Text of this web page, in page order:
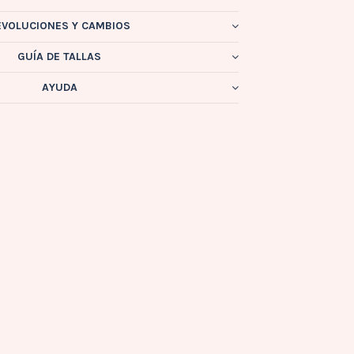
Y CAMBIOS
GUÍA DE TALLAS
AYUDA